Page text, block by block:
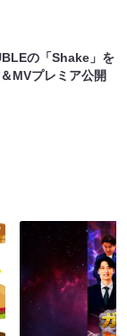
の「Shake」を
MVプレミア公開